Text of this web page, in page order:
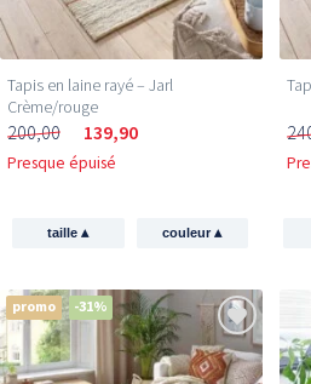
Tapis en laine rayé – Jarl
Crème/rouge
200,00 139,90
Presque épuisé
taille▴ couleur▴
promo -31%